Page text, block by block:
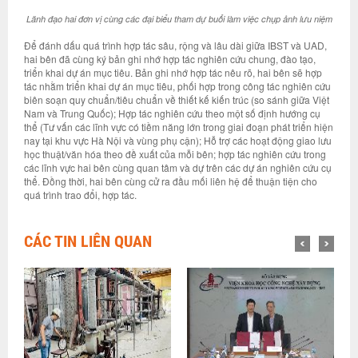
Lãnh đạo hai đơn vị cùng các đại biểu tham dự buổi làm việc chụp ảnh lưu niệm
Để đánh dấu quá trình hợp tác sâu, rộng và lâu dài giữa IBST và UAD,
hai bên đã cùng ký bản ghi nhớ hợp tác nghiên cứu chung, đào tạo,
triển khai dự án mục tiêu. Bản ghi nhớ hợp tác nêu rõ, hai bên sẽ hợp
tác nhằm triển khai dự án mục tiêu, phối hợp trong công tác nghiên cứu
biên soạn quy chuẩn/tiêu chuẩn về thiết kế kiến trúc (so sánh giữa Việt
Nam và Trung Quốc); Hợp tác nghiên cứu theo một số định hướng cụ
thể (Tư vấn các lĩnh vực có tiềm năng lớn trong giai đoạn phát triển hiện
nay tại khu vực Hà Nội và vùng phụ cận); Hỗ trợ các hoạt động giao lưu
học thuật/văn hóa theo đề xuất của mỗi bên; hợp tác nghiên cứu trong
các lĩnh vực hai bên cùng quan tâm và dự trên các dự án nghiên cứu cụ
thể. Đồng thời, hai bên cùng cử ra đầu mối liên hệ để thuận tiện cho
quá trình trao đổi, hợp tác.
CÁC TIN LIÊN QUAN